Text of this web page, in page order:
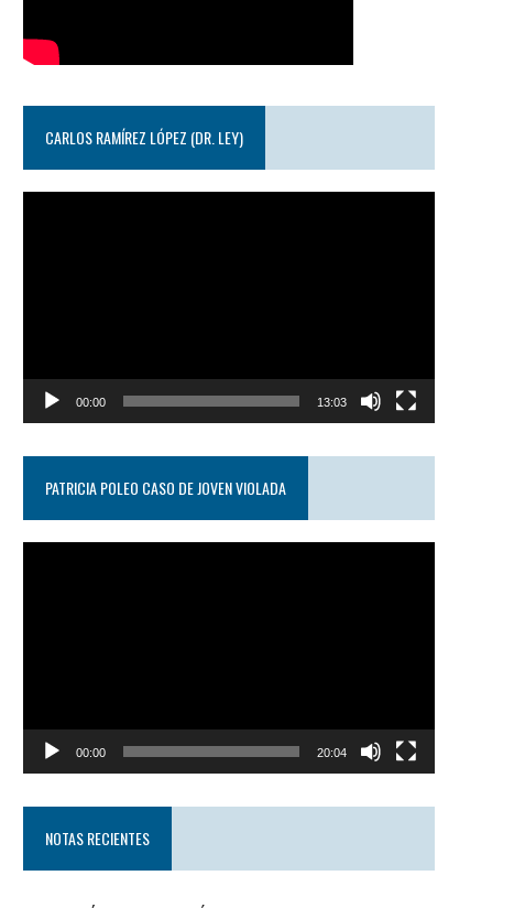
CARLOS RAMÍREZ LÓPEZ (DR. LEY)
00:00 13:03
PATRICIA POLEO CASO DE JOVEN VIOLADA
00:00 20:04
NOTAS RECIENTES